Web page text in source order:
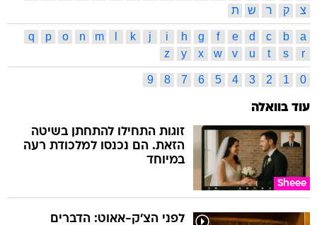
צ
ק ר ש ת
a
b
c
d
e
f
g
h
i
j
k
m
n
o
p
q
r
s
t
u
v
w
x
y
z
0
1
2
3
4
5
6
7
8
9
עוד בוואלה
Sheee
זוגות התחילו להתחתן בשיטה
הזאת. הם נכנסו למלכודת רעה
במיוחד
לפני הצ'ק-אאוט: הדברים